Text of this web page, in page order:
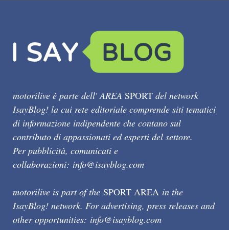
motorilive è parte dell' AREA SPORT del network
IsayBlog! la cui rete editoriale comprende siti tematici
di informazione indipendente che contano sul
contributo di appassionati ed esperti del settore.
Per pubblicità, comunicati e
collaborazioni: info@isayblog.com
motorilive is part of the SPORT AREA in the
IsayBlog! network. For advertising, press releases and
other opportunities: info@isayblog.com